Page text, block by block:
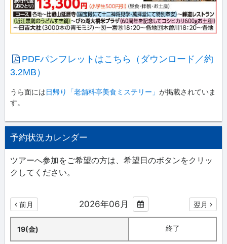
PDFパンフレットはこちら（ダウンロード／約
3.2MB）
うら面には日帰り「老舗料亭美食ミステリー」 が掲載されていま
す。
予約状況カレンダー
ツアーへ参加をご希望の方は、希望日のボタンをクリッ
クしてください。
前月 2026年06月 翌月
19(金) 終了